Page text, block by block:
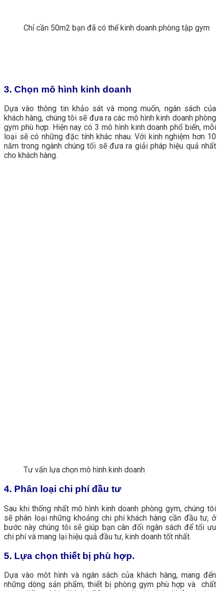
Chỉ cần 50m2 bạn đã có thể kinh doanh phòng tập gym
3. Chọn mô hình kinh doanh
Dựa vào thông tin khảo sát và mong muốn, ngân sách của
khách hàng, chúng tôi sẽ đưa ra các mô hình kinh doanh phòng
gym phù hợp. Hiện nay có 3 mô hình kinh doanh phổ biến, mỗi
loại sẽ có những đặc tính khác nhau. Với kinh nghiệm hơn 10
năm trong ngành chúng tối sẽ đưa ra giải pháp hiệu quả nhất
cho khách hàng.
Tư vấn lựa chọn mô hình kinh doanh
4. Phân loại chi phí đầu tư
Sau khi thống nhất mô hình kinh doanh phòng gym, chúng tôi
sẽ phân loại những khoảng chi phí khách hàng cần đầu tư, ở
bước này chúng tôi sẽ giúp bạn cân đối ngân sách để tối ưu
chi phí và mang lại hiệu quả đầu tư, kinh doanh tốt nhất.
5. Lựa chọn thiết bị phù hợp.
Dựa vào môt hình và ngân sách của khách hàng, mang đến
những dòng sản phẩm, thiết bị phòng gym phù hợp và chất